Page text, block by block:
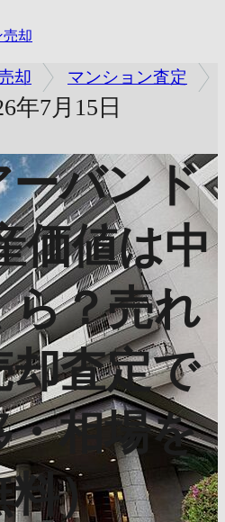
売却
却 マンション査定
年7月15日
ーバンド
価値は中
ら？売れ
査定で
相場を
料）